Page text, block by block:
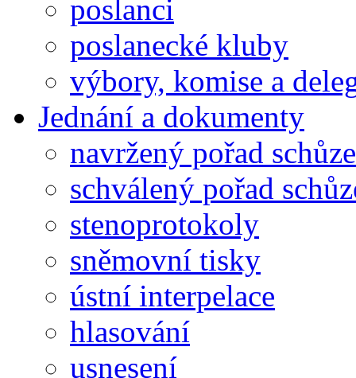
poslanci
poslanecké kluby
výbory, komise a
Jednání a dokumenty
navržený pořad schůze
schválený pořad
stenoprotokoly
sněmovní tisky
ústní interpelace
hlasování
usnesení